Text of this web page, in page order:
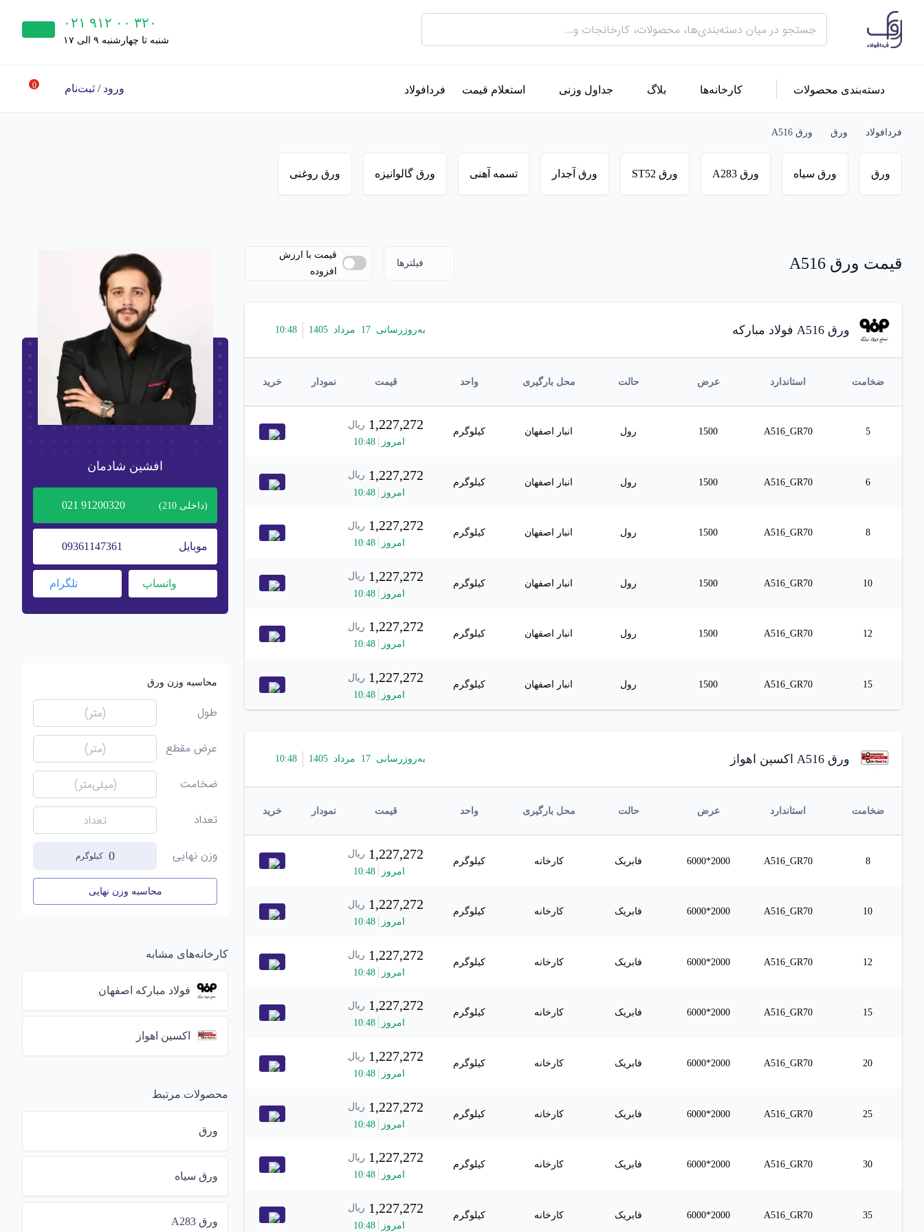
۰۲۱ ۹۱۲ ۰۰ ۳۲۰
شنبه‌ تا چهارشنبه ۹ الی ۱۷
دسته‌بندی محصولات کارخانه‌ها بلاگ جداول وزنی استعلام قیمت فردافولاد ورود / ثبت‌نام 0
فردافولاد ورق ورق A516
ورق ورق سیاه ورق A283 ورق ST52 ورق آجدار تسمه آهنی ورق گالوانیزه ورق روغنی
قیمت ورق A516 فیلترها
قیمت با ارزش
افزوده
ورق A516 فولاد مبارکه به‌روزرسانی 17 مرداد 1405
10:48
ضخامت استاندارد عرض حالت محل بارگیری واحد قیمت نمودار خرید
5
A516_GR70
1500 رول انبار اصفهان کیلوگرم 1,227,272 ریال
امروز
10:48
6
A516_GR70
1500 رول انبار اصفهان کیلوگرم 1,227,272 ریال
امروز
10:48
8
A516_GR70
1500 رول انبار اصفهان کیلوگرم 1,227,272 ریال
امروز
10:48
10
A516_GR70
1500 رول انبار اصفهان کیلوگرم 1,227,272 ریال
امروز
10:48
12
A516_GR70
1500 رول انبار اصفهان کیلوگرم 1,227,272 ریال
امروز
10:48
15
A516_GR70
1500 رول انبار اصفهان کیلوگرم 1,227,272 ریال
امروز
10:48
ورق A516 اکسین اهواز به‌روزرسانی 17 مرداد 1405
10:48
ضخامت استاندارد عرض حالت محل بارگیری واحد قیمت نمودار خرید
8
A516_GR70
2000*6000 فابریک کارخانه کیلوگرم 1,227,272 ریال
امروز
10:48
10
A516_GR70
2000*6000 فابریک کارخانه کیلوگرم 1,227,272 ریال
امروز
10:48
12
A516_GR70
2000*6000 فابریک کارخانه کیلوگرم 1,227,272 ریال
امروز
10:48
15
A516_GR70
2000*6000 فابریک کارخانه کیلوگرم 1,227,272 ریال
امروز
10:48
20
A516_GR70
2000*6000 فابریک کارخانه کیلوگرم 1,227,272 ریال
امروز
10:48
25
A516_GR70
2000*6000 فابریک کارخانه کیلوگرم 1,227,272 ریال
امروز
10:48
30
A516_GR70
2000*6000 فابریک کارخانه کیلوگرم 1,227,272 ریال
امروز
10:48
35
A516_GR70
2000*6000 فابریک کارخانه کیلوگرم 1,227,272 ریال
امروز
10:48
افشین شادمان
(داخلی 210
)
91200320 021
موبایل 09361147361
واتساپ تلگرام
محاسبه وزن ورق
طول
عرض مقطع
ضخامت
تعداد
وزن نهایی 0 کیلوگرم
محاسبه وزن نهایی
کارخانه‌های مشابه
فولاد مبارکه اصفهان
اکسین اهواز
محصولات مرتبط
ورق
ورق سیاه
ورق A283